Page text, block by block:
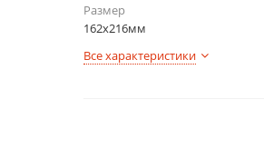
Размер
162x216мм
Все характеристики